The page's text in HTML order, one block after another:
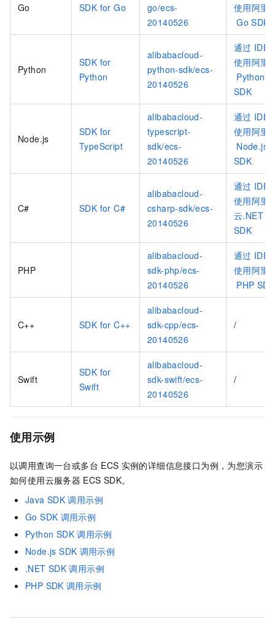
Go SDK for Go
go/ecs-
20140526
使用阿里
Go SDK
Python
SDK for
Python
alibabacloud-
python-sdk/ecs-
20140526
通过 IDE
使用阿里
Python
SDK
Node.js
SDK for
TypeScript
alibabacloud-
typescript-
sdk/ecs-
20140526
通过 IDE
使用阿里
Node.js
SDK
C# SDK for C#
alibabacloud-
csharp-sdk/ecs-
20140526
通过 IDE
使用阿里
云.NET
SDK
PHP
alibabacloud-
sdk-php/ecs-
20140526
通过 IDE
使用阿里
PHP SDK
C++ SDK for C++
alibabacloud-
sdk-cpp/ecs-
20140526
/
Swift
SDK for
Swift
alibabacloud-
sdk-swift/ecs-
20140526
/
使用示例
以调用查询一台或多台 ECS 实例的详细信息接口为例，为您演示
如何使用云服务器 ECS SDK。
Java SDK 调用示例
Go SDK 调用示例
Python SDK 调用示例
Node.js SDK 调用示例
.NET SDK 调用示例
PHP SDK 调用示例